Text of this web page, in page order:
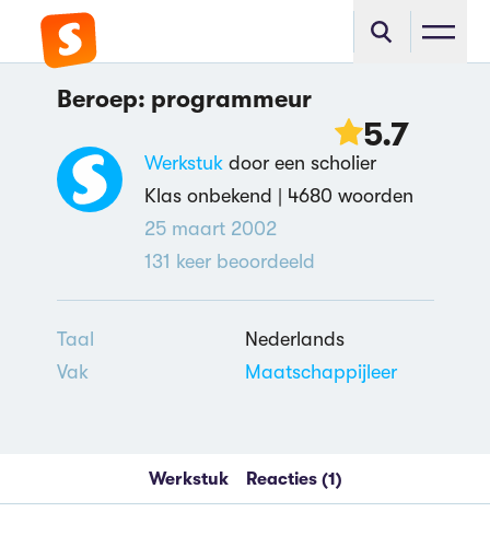
Beroep: programmeur
5.7
Werkstukdoor een scholier
Klas onbekend | 4680 woorden
25 maart 2002
131 keer beoordeeld
Taal
Nederlands
Vak
Maatschappijleer
Werkstuk Reacties (1)